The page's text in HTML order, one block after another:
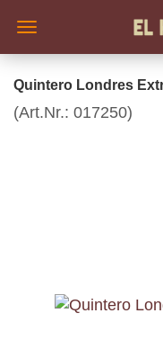
Quintero Londres
(Art.Nr.: 017250)